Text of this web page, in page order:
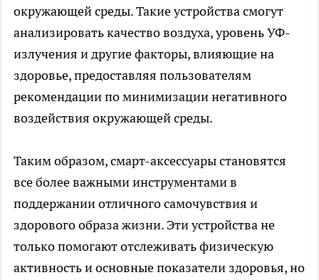
окружающей среды. Такие устройства смогут
анализировать качество воздуха, уровень УФ-
излучения и другие факторы, влияющие на
здоровье, предоставляя пользователям
рекомендации по минимизации негативного
воздействия окружающей среды.
Таким образом, смарт-аксессуары становятся
все более важными инструментами в
поддержании отличного самочувствия и
здорового образа жизни. Эти устройства не
только помогают отслеживать физическую
активность и основные показатели здоровья, но